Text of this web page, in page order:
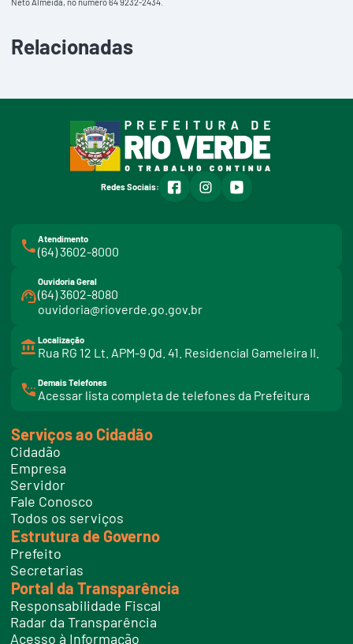
Neto Almeida, no número 64 9232-2434.
Relacionadas
Redes Sociais: facebookinstagramyoutube
Atendimento
(64) 3602-8000
Ouvidoria Geral
(64) 3602-8080
ouvidoria@rioverde.go.gov.br
Localização
Rua RG 12 Lt. APM-9 Qd. 41. Residencial Gameleira II.
Demais Telefones
Acessar lista completa de telefones da Prefeitura
i
t
e
l
f
o
e
s
Serviços ao Cidadão
Cidadão
Empresa
Servidor
Fale Conosco
Todos os serviços
Estrutura de Governo
Prefeito
Secretarias
Portal da Transparência
Responsabilidade Fiscal
Radar da Transparência
Acesso à Informação